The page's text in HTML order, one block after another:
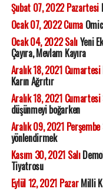
Şubat 07, 2022 Pazartesi
Ocak 07, 2022 Cuma
Ocak 04, 2022 SalıYeni
Çayıra, Mevlam Kayıra
Aralık 18, 2021 Cumartesi
Karın Ağrıtır
Aralık 18, 2021 Cumartesi
düşünmeyi boğarken
Aralık 09, 2021 Perşembe
yönlendirmek
Kasım 30, 2021 Salı
Tiyatrosu
Eylül 12, 2021 PazarMilli